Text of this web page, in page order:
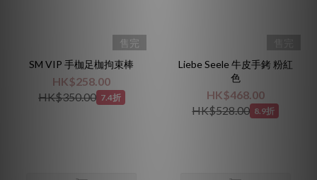
售完
SM VIP 手枷足枷拘束棒
HK$258.00
HK$350.00 7.4折
Liebe Seele 牛皮手銬 粉紅
色
HK$468.00
HK$528.00 8.9折